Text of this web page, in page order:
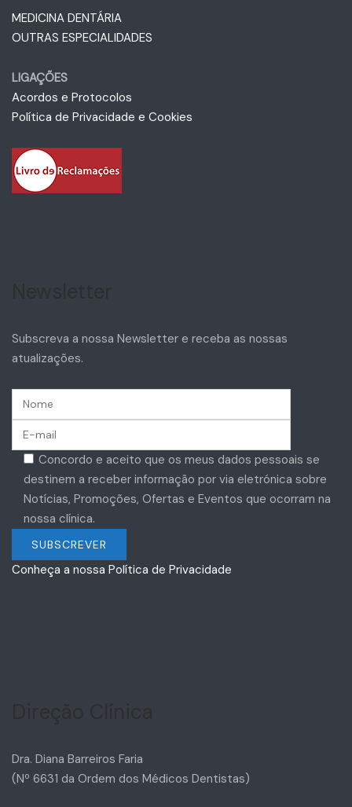
MEDICINA DENTÁRIA
OUTRAS ESPECIALIDADES
LIGAÇÕES
Acordos e Protocolos
Política de Privacidade e Cookies
Subscreva a nossa Newsletter e receba as nossas
atualizações.
Concordo e aceito que os meus dados pessoais se
destinem a receber informação por via eletrónica sobre
Notícias, Promoções, Ofertas e Eventos que ocorram na
nossa clínica.
Conheça a nossa Política de Privacidade
Dra. Diana Barreiros Faria
(Nº 6631 da Ordem dos Médicos Dentistas)